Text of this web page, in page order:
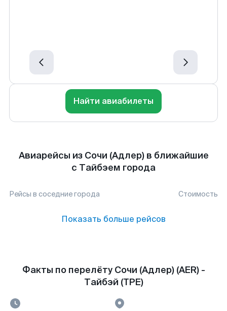
Найти авиабилеты
Авиарейсы из Сочи (Адлер) в ближайшие
с Тайбэем города
Рейсы в соседние города Стоимость
Показать больше рейсов
Факты по перелёту Сочи (Адлер) (AER) -
Тайбэй (TPE)